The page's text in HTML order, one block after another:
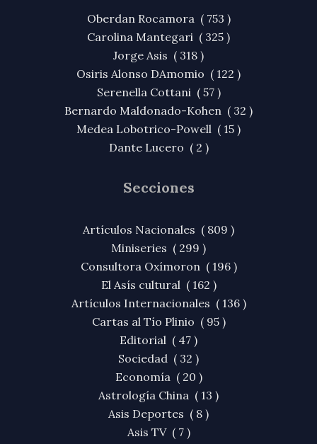
Oberdan Rocamora ( 753 )
Carolina Mantegari ( 325 )
Jorge Asis ( 318 )
Osiris Alonso DAmomio ( 122 )
Serenella Cottani ( 57 )
Bernardo Maldonado-Kohen ( 32 )
Medea Lobotrico-Powell ( 15 )
Dante Lucero ( 2 )
Secciones
Artículos Nacionales ( 809 )
Miniseries ( 299 )
Consultora Oxímoron ( 196 )
El Asís cultural ( 162 )
Artículos Internacionales ( 136 )
Cartas al Tío Plinio ( 95 )
Editorial ( 47 )
Sociedad ( 32 )
Economía ( 20 )
Astrología China ( 13 )
Asis Deportes ( 8 )
Asis TV ( 7 )